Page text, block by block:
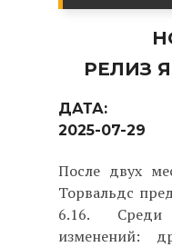
РЕЛИЗ
ДАТА:
2025-07-29
После двух
Торвальдс
6.16. Среди
изменений: